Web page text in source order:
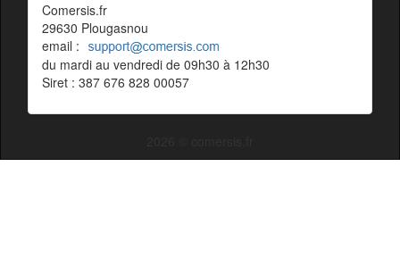
Comersis.fr
29630 Plougasnou
email :
du mardi au vendredi de 09h30 à 12h30
Siret : 387 676 828 00057